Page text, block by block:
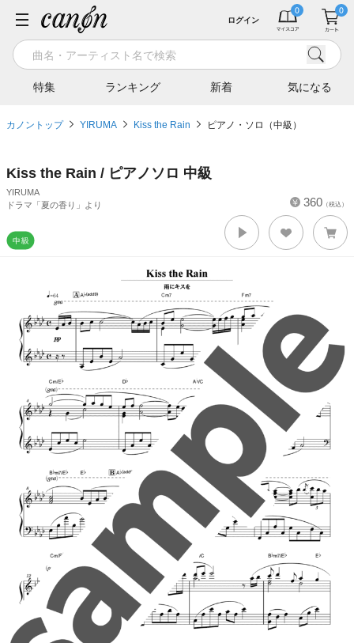
特集 ランキング 新着 気になる
ログイン
カノントップ YIRUMA Kiss the Rain ピアノ・ソロ（中級）
Kiss the Rain / ピアノソロ 中級
YIRUMA
ドラマ「夏の香り」より
360 （税込）